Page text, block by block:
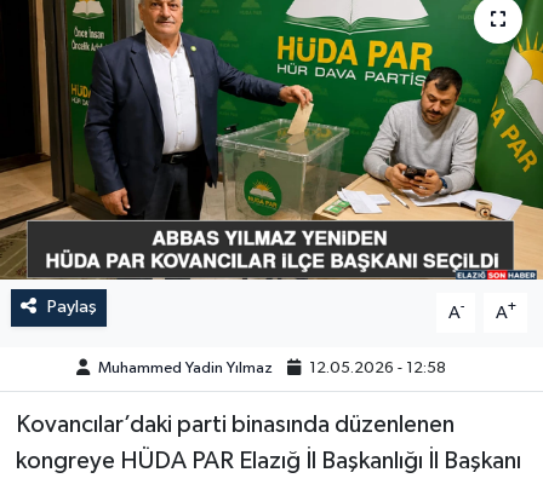
Paylaş A- A+
Muhammed Yadin Yılmaz 12.05.2026 - 12:58
Kovancılar’daki parti binasında düzenlenen
kongreye HÜDA PAR Elazığ İl Başkanlığı İl Başkanı
GÜNDEM
HABERDE İNSAN
KÜLTÜR-SANAT
MAGAZİN
MEDYA
ÖZEL HABER
POLİTİKA
SAĞLIK